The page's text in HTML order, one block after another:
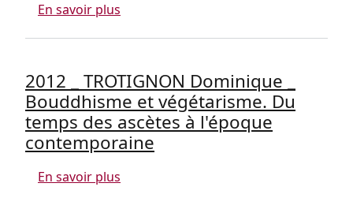
En savoir plus
2012 _ TROTIGNON Dominique _
Bouddhisme et végétarisme. Du
temps des ascètes à l'époque
contemporaine
En savoir plus